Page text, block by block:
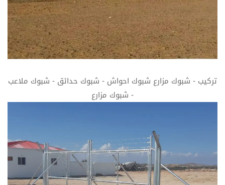
تركيب - شبوك مزارع شبوك احواش - شبوك حدائق - شبوك ملاعب
- شبوك مزارع